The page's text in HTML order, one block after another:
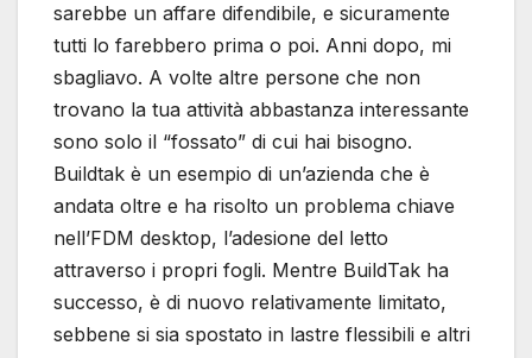
sarebbe un affare difendibile, e sicuramente
tutti lo farebbero prima o poi. Anni dopo, mi
sbagliavo. A volte altre persone che non
trovano la tua attività abbastanza interessante
sono solo il “fossato” di cui hai bisogno.
Buildtak è un esempio di un’azienda che è
andata oltre e ha risolto un problema chiave
nell’FDM desktop, l’adesione del letto
attraverso i propri fogli. Mentre BuildTak ha
successo, è di nuovo relativamente limitato,
sebbene si sia spostato in lastre flessibili e altri